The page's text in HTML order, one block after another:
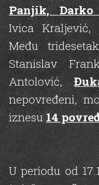
Panjik,
Ivica
Među
Stanislav
Antolović,
nepovređeni,
iznesu14
U periodu od